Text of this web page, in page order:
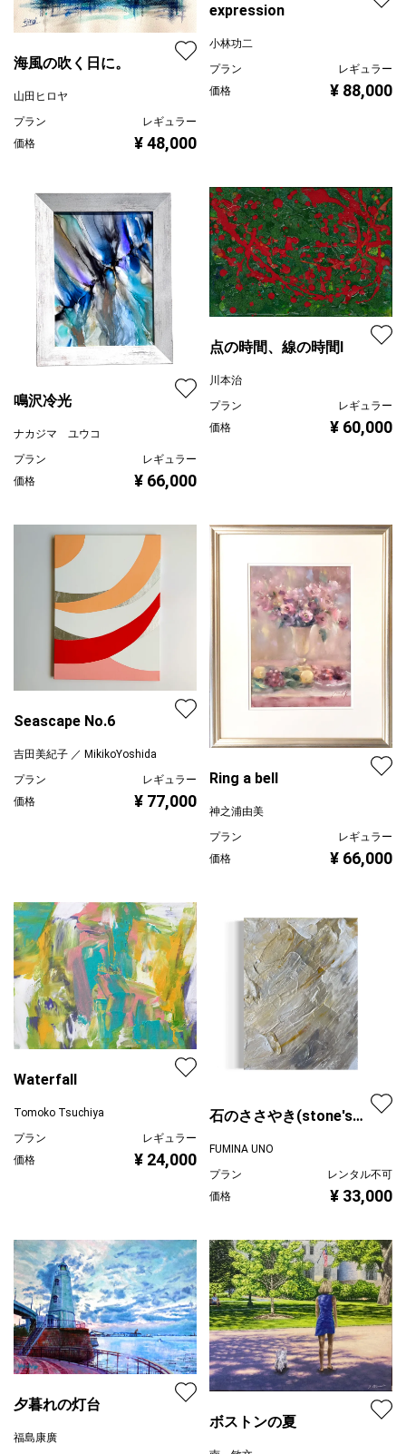
海風の吹く日に。
山田ヒロヤ
プラン
レギュラー
価格
¥ 48,000
expression
小林功二
プラン
レギュラー
価格
¥ 88,000
鳴沢冷光
ナカジマ ユウコ
プラン
レギュラー
価格
¥ 66,000
点の時間、線の時間Ⅰ
川本治
プラン
レギュラー
価格
¥ 60,000
Seascape No.6
吉田美紀子 ／ MikikoYoshida
プラン
レギュラー
価格
¥ 77,000
Ring a bell
神之浦由美
プラン
レギュラー
価格
¥ 66,000
Waterfall
Tomoko Tsuchiya
プラン
レギュラー
価格
¥ 24,000
石のささやき(stone's
FUMINA UNO
プラン
レンタル不可
価格
¥ 33,000
夕暮れの灯台
福島康廣
ボストンの夏